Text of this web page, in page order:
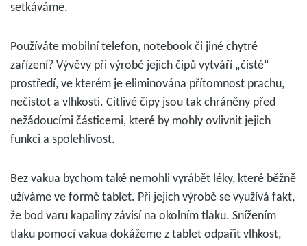
setkáváme.
Používáte mobilní telefon, notebook či jiné chytré
zařízení? Vývěvy při výrobě jejich čipů vytváří „čisté“
prostředí, ve kterém je eliminována přítomnost prachu,
nečistot a vlhkosti. Citlivé čipy jsou tak chráněny před
nežádoucími částicemi, které by mohly ovlivnit jejich
funkci a spolehlivost.
Bez vakua bychom také nemohli vyrábět léky, které běžně
užíváme ve formě tablet. Při jejich výrobě se využívá fakt,
že bod varu kapaliny závisí na okolním tlaku. Snížením
tlaku pomocí vakua dokážeme z tablet odpařit vlhkost,